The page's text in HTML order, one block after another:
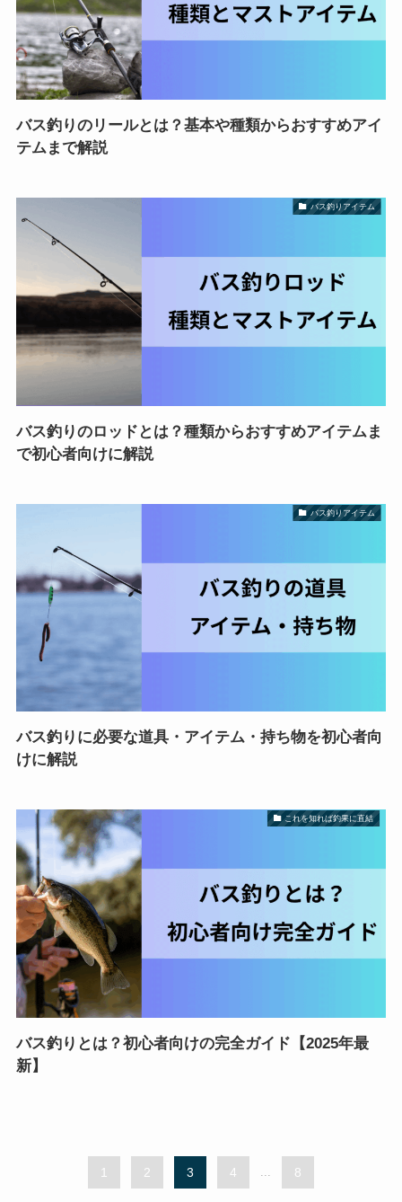
バス釣りのリールとは？基本や種類からおすすめアイ
テムまで解説
バス釣りアイテム
バス釣りのロッドとは？種類からおすすめアイテムま
で初心者向けに解説
バス釣りアイテム
バス釣りに必要な道具・アイテム・持ち物を初心者向
けに解説
これを知れば釣果に直結
バス釣りとは？初心者向けの完全ガイド【2025年最
新】
1 2 3 4 ... 8